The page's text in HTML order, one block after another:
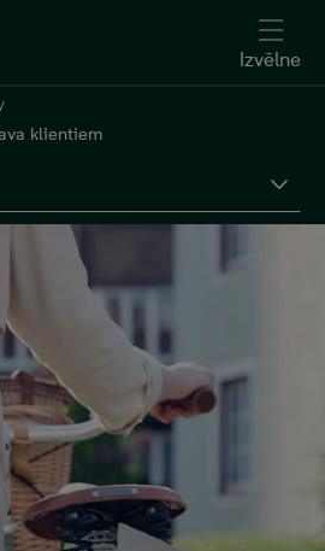
Izvēlne
klientiem